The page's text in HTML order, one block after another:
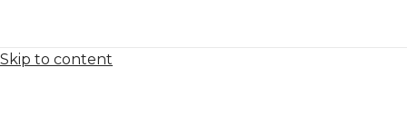
Skip to content